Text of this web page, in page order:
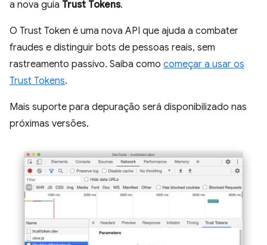
a nova guia Trust Tokens.
O Trust Token é uma nova API que ajuda a combater
fraudes e distinguir bots de pessoas reais, sem
rastreamento passivo. Saiba como começar a usar os
Trust Tokens.
Mais suporte para depuração será disponibilizado nas
próximas versões.